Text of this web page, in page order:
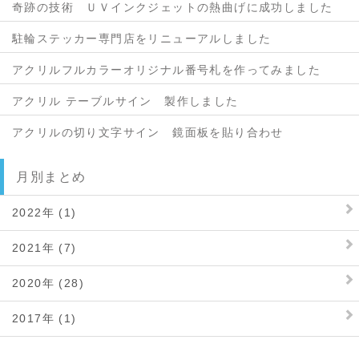
奇跡の技術 ＵＶインクジェットの熱曲げに成功しました
駐輪ステッカー専門店をリニューアルしました
アクリルフルカラーオリジナル番号札を作ってみました
アクリル テーブルサイン 製作しました
アクリルの切り文字サイン 鏡面板を貼り合わせ
月別まとめ
2022年 (1)
2021年 (7)
2020年 (28)
2017年 (1)